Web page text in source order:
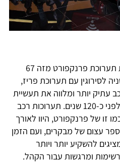
במתכונתה הנוכחית מתקיימת תערוכת פרנקפורט מזה 67
לסירוגין עם תערוכת פריז,
עתיק יותר ומלווה את תעשיית
המכוניות כמעט מיום לידתה, לפני כ-120 שנים. תערוכות רכב
זו של פרנקפורט, היוו לאורך
עצום של מבקרים, ועם הזמן
להשקיע יותר ויותר
ומרגשות עבור הקהל.